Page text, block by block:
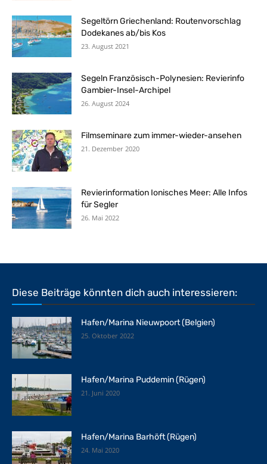
Segeltörn Griechenland: Routenvorschlag
Dodekanes ab/bis Kos
23. August 2021
Segeln Französisch-Polynesien: Revierinfo
Gambier-Insel-Archipel
26. August 2024
Filmseminare zum immer-wieder-ansehen
21. Dezember 2020
Revierinformation Ionisches Meer: Alle Infos
für Segler
26. Mai 2022
Diese Beiträge könnten dich auch interessieren:
Hafen/Marina Nieuwpoort (Belgien)
25. Oktober 2022
Hafen/Marina Puddemin (Rügen)
21. Juni 2020
Hafen/Marina Barhöft (Rügen)
24. Mai 2020